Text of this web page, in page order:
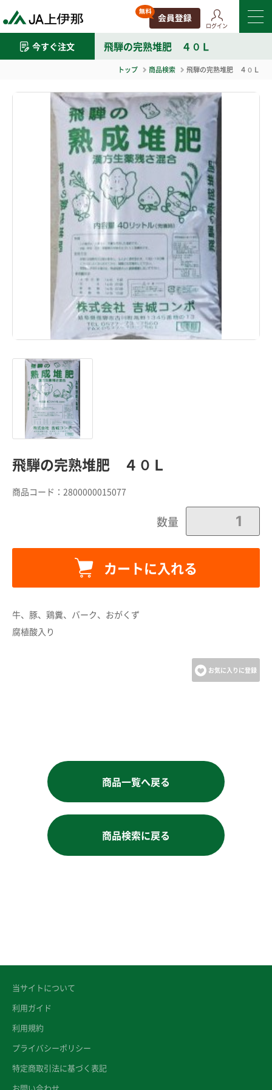
ログイン
今すぐ注文 飛騨の完熟堆肥 ４０Ｌ
トップ 商品検索 飛騨の完熟堆肥 ４０Ｌ
飛騨の完熟堆肥 ４０Ｌ
商品コード： 2800000015077
数量
カートに入れる
カートに追加しました。
カートへ進む
牛、豚、鶏糞、バーク、おがくず
腐植酸入り
お気に入りに登録
商品一覧へ戻る
商品検索に戻る
当サイトについて
利用ガイド
利用規約
プライバシーポリシー
特定商取引法に基づく表記